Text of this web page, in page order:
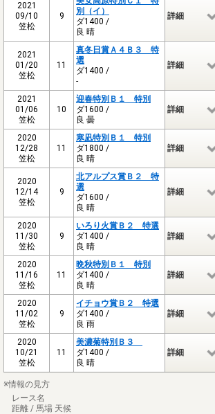
2021
09/10
笠松
9
別（イ）
ダ1400 /
良 晴
詳細
2021
01/20
笠松
11
真冬日賞Ａ４Ｂ３ 特
選
ダ1400 /
-
詳細
2021
01/06
笠松
10
迎春特別Ｂ１ 特別
ダ1600 /
良 曇
詳細
2020
12/28
笠松
11
寒凪特別Ｂ１ 特別
ダ1800 /
良 晴
詳細
2020
12/14
笠松
9
北アルプス賞Ｂ２ 特
選
ダ1600 /
良 晴
詳細
2020
11/30
笠松
9
いろり火賞Ｂ２ 特選
ダ1400 /
良 晴
詳細
2020
11/16
笠松
11
晩秋特別Ｂ１ 特別
ダ1400 /
良 晴
詳細
2020
11/02
笠松
9
イチョウ賞Ｂ２ 特選
ダ1400 /
良 雨
詳細
2020
10/21
笠松
11
美濃菊特別Ｂ３
ダ1400 /
良 晴
詳細
※情報の見方
レース名
距離 / 馬場 天候